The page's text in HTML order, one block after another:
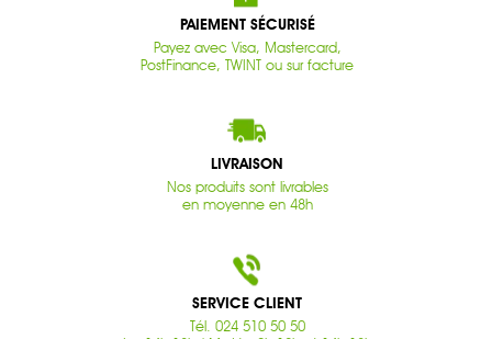
PAIEMENT SÉCURISÉ
Payez avec Visa, Mastercard,
PostFinance, TWINT ou sur facture
LIVRAISON
Nos produits sont livrables
en moyenne en 48h
SERVICE CLIENT
Tél. 024 510 50 50